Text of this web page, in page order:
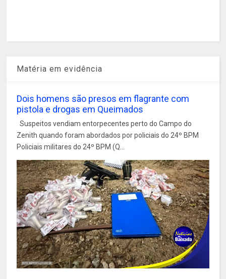
Matéria em evidência
Dois homens são presos em flagrante com
pistola e drogas em Queimados
Suspeitos vendiam entorpecentes perto do Campo do
Zenith quando foram abordados por policiais do 24º BPM
Policiais militares do 24º BPM (Q...